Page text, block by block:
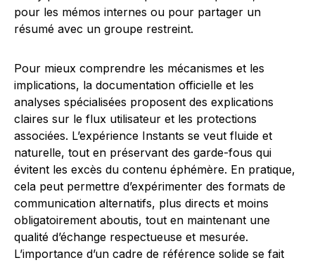
pour les mémos internes ou pour partager un
résumé avec un groupe restreint.
Pour mieux comprendre les mécanismes et les
implications, la documentation officielle et les
analyses spécialisées proposent des explications
claires sur le flux utilisateur et les protections
associées. L’expérience Instants se veut fluide et
naturelle, tout en préservant des garde-fous qui
évitent les excès du contenu éphémère. En pratique,
cela peut permettre d’expérimenter des formats de
communication alternatifs, plus directs et moins
obligatoirement aboutis, tout en maintenant une
qualité d’échange respectueuse et mesurée.
L’importance d’un cadre de référence solide se fait